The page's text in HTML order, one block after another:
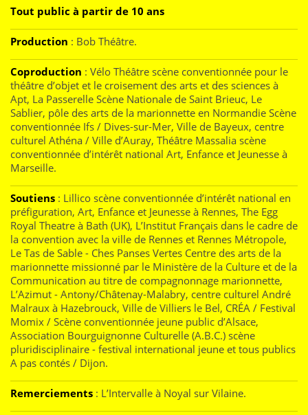
Tout public à partir de 10 ans
Production : Bob Théâtre.
Coproduction : Vélo Théâtre scène conventionnée pour le
théâtre d’objet et le croisement des arts et des sciences à
Apt, La Passerelle Scène Nationale de Saint Brieuc, Le
Sablier, pôle des arts de la marionnette en Normandie Scène
conventionnée Ifs / Dives-sur-Mer, Ville de Bayeux, centre
culturel Athéna / Ville d’Auray, Théâtre Massalia scène
conventionnée d’intérêt national Art, Enfance et Jeunesse à
Marseille.
Soutiens : Lillico scène conventionnée d’intérêt national en
préfiguration, Art, Enfance et Jeunesse à Rennes, The Egg
Royal Theatre à Bath (UK), L’Institut Français dans le cadre de
la convention avec la ville de Rennes et Rennes Métropole,
Le Tas de Sable - Ches Panses Vertes Centre des arts de la
marionnette missionné par le Ministère de la Culture et de la
Communication au titre de compagnonnage marionnette,
L’Azimut - Antony/Châtenay-Malabry, centre culturel André
Malraux à Hazebrouck, Ville de Villiers le Bel, CRÉA / Festival
Momix / Scène conventionnée jeune public d’Alsace,
Association Bourguignonne Culturelle (A.B.C.) scène
pluridisciplinaire - festival international jeune et tous publics
A pas contés / Dijon.
Remerciements : L’Intervalle à Noyal sur Vilaine.